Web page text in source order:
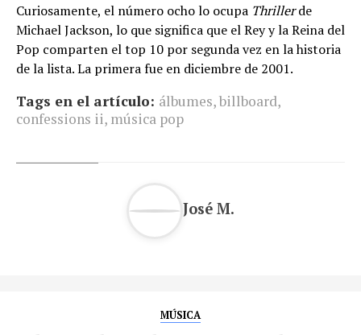
Curiosamente, el número ocho lo ocupa Thrillerde
Michael Jackson, lo que significa que el Rey y la Reina del
Pop comparten el top 10 por segunda vez en la historia
de la lista. La primera fue en diciembre de 2001.
Tags en el artículo: álbumes,billboard,
confessions ii, música pop
José M.
MÚSICA